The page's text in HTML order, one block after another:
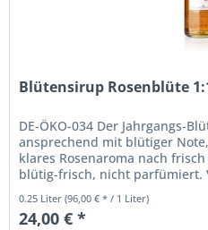
Blütensirup Rosenblüte
DE-ÖKO-034 Der Jahrgangs-
ansprechend mit blütiger
klares Rosenaroma nach
blütig-frisch, nicht parfümiert.
0.25 Liter(96,00 € * / 1 Liter)
24,00 € *